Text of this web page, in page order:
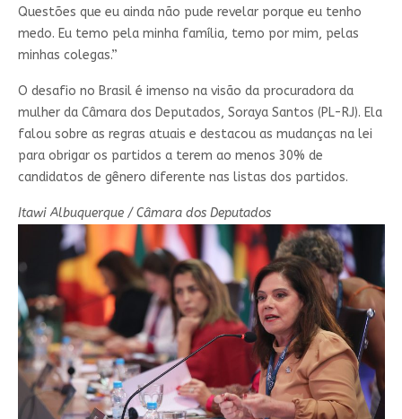
Questões que eu ainda não pude revelar porque eu tenho
medo. Eu temo pela minha família, temo por mim, pelas
minhas colegas.”
O desafio no Brasil é imenso na visão da procuradora da
mulher da Câmara dos Deputados, Soraya Santos (PL-RJ). Ela
falou sobre as regras atuais e destacou as mudanças na lei
para obrigar os partidos a terem ao menos 30% de
candidatos de gênero diferente nas listas dos partidos.
Itawi Albuquerque / Câmara dos Deputados